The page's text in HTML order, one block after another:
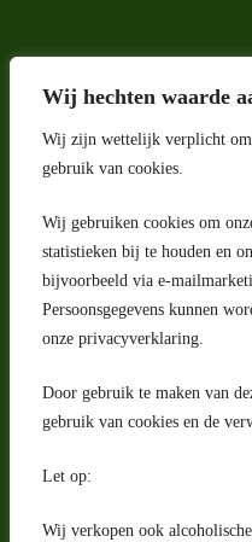
Wij hechten waarde
Wij zijn wettelijk verplicht om
gebruik van cookies.
Wij gebruiken cookies om
statistieken bij te houden en
bijvoorbeeld via e-
Persoonsgegevens kunnen
onze privacyverklaring.
Door gebruik te maken van
gebruik van cookies en de
Let op:
Wij verkopen ook
Adres
Riga 4 E
2993 LW Barendrecht
Nederland
Contact
Facebook
Herroepingsrecht